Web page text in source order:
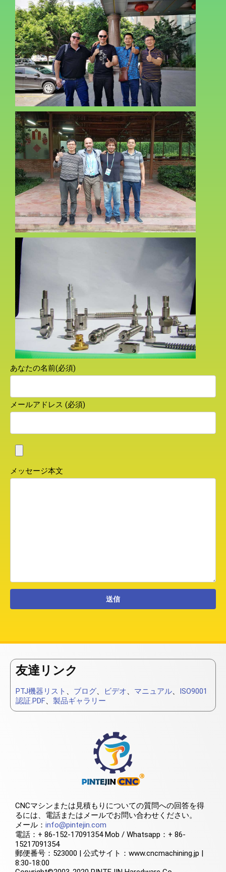
あなたの名前(必須)
メールアドレス (必須)
メッセージ本文
友達リンク
PTJ機器リスト 、 ブログ、 ビデオ、 マニュアル、 ISO9001
認証.PDF、 製品ギャラリー
CNCマシンまたは見積もりについての質問への回答を得
るには、電話またはメールでお問い合わせください。
メール： info@pintejin.com
電話：+ 86-152-17091354 Mob / Whatsapp：+ 86-
15217091354
郵便番号：523000 | 公式サイト：www.cncmachining.jp |
8:30-18:00